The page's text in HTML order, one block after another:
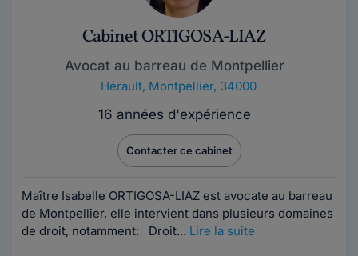
Cabinet ORTIGOSA-LIAZ
Avocat au barreau de Montpellier
Hérault, Montpellier, 34000
16 années d'expérience
Contacter ce cabinet
Maître Isabelle ORTIGOSA-LIAZ est avocate au barreau
de Montpellier, elle intervient dans plusieurs domaines
de droit, notamment: Droit... Lire la suite